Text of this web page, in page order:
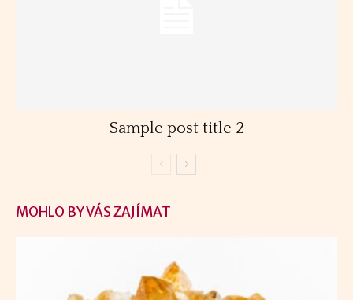
Sample post title 2
MOHLO BY VÁS ZAJÍMAT